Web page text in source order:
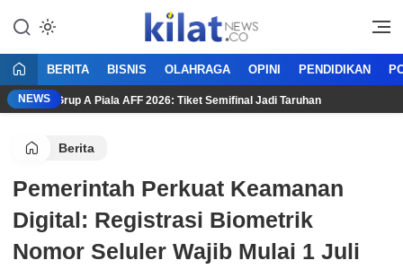
KilatNews.co
Mencerdaskan Anak Bangsa
BERITA BISNIS OLAHRAGA OPINI PENDIDIKAN
NEWS
Grup A Piala AFF 2026: Tiket Semifinal Jadi Taruhan
Berita
Pemerintah Perkuat Keamanan
Digital: Registrasi Biometrik
Nomor Seluler Wajib Mulai 1 Juli